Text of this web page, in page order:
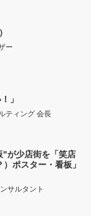
ー
」
ティング 会長
"が少店街を「笑店
ポスター・看板」
サルタント